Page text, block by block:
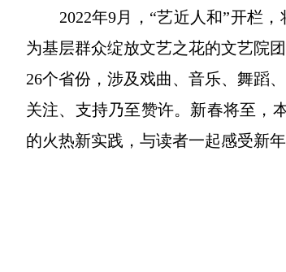
2022年9月，“艺近人和”开栏，
为基层群众绽放文艺之花的文艺院
26个省份，涉及戏曲、音乐、舞蹈
关注、支持乃至赞许。新春将至，
的火热新实践，与读者一起感受新年